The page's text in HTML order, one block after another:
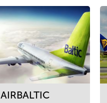
AIRBALTIC